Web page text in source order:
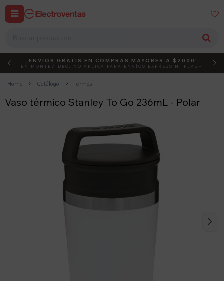
 
DEBUT ACTIVÁ EL CÓDIGO
¡ENVÍOS GRATIS EN COMPRAS MAYORES A $2000!
EN MONTEVIDEO, NO APLICA PARA ENVÍOS EXPRESS NI FLASH
Home Catálogo Termos
Vaso térmico Stanley To Go 236mL - Polar